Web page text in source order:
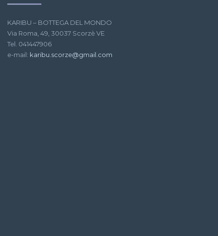
KARIBU – BOTTEGA DEL MONDO
Via Roma, 49, 30037 Scorzè VE
Tel. 041447906
e-mail: karibu.scorze@gmail.com